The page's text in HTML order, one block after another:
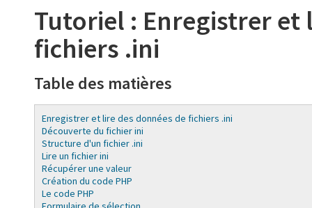
Tutoriel : Enregistrer et
fichiers .ini
Table des matières
Enregistrer et lire des données de fichiers .ini
Découverte du fichier ini
Structure d'un fichier .ini
Lire un fichier ini
Récupérer une valeur
Création du code PHP
Le code PHP